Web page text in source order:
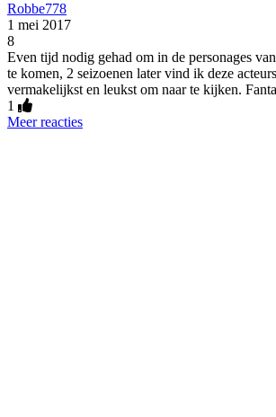
Robbe778
1 mei 2017
8
Even tijd nodig gehad om in de personages
te komen, 2 seizoenen later vind ik deze
vermakelijkst en leukst om naar te kijken.
1
Meer reacties